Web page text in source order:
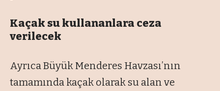
Kaçak su kullananlara ceza
verilecek
Ayrıca Büyük Menderes Havzası’nın
tamamında kaçak olarak su alan ve